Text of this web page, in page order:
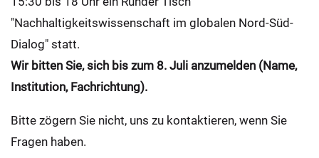
"Nachhaltigkeitswissenschaft im globalen Nord-Süd-
Dialog" statt.
Wir bitten Sie, sich bis zum 8. Juli anzumelden (Name,
Institution, Fachrichtung).
Bitte zögern Sie nicht, uns zu kontaktieren, wenn Sie
Fragen haben.